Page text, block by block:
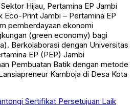
Eco-Print Jambi – Pertamina EP
pemberdayaan ekonomi
(green economy) bagi
Berkolaborasi dengan Universitas
EP (PEP) Jambi
Pembuatan Batik dengan metode
Kamboja di Desa Kota